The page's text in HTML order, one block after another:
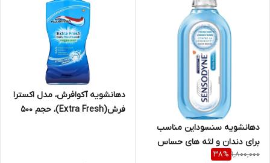
دهانشویه سنسوداین مناسب
برای دندان و لثه های حساس
500ml
1,800,000
38%
دهانشویه آکوافرش، مدل اکسترا
فرش(Extra Fresh)، حجم 500